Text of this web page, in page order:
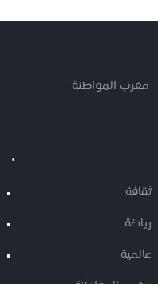
مغرب المواطنة
ثقافة
رياضة
عالمية
.